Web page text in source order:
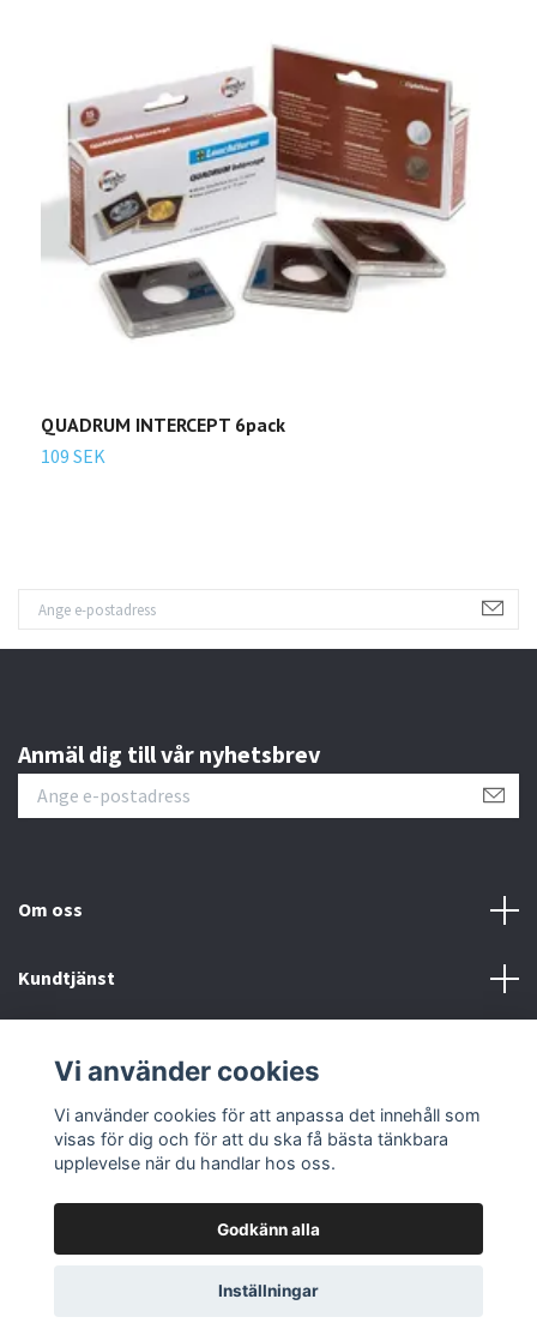
QUADRUM INTERCEPT 6pack
109 SEK
Anmäl dig till vår nyhetsbrev
Om oss
Kundtjänst
Sociala medier
© 2026 Samlartorget
Vi använder cookies
Vi använder cookies för att anpassa det innehåll som
visas för dig och för att du ska få bästa tänkbara
upplevelse när du handlar hos oss.
Godkänn alla
Inställningar